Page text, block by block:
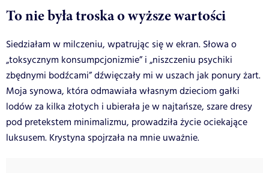
To nie była troska o wyższe wartości
Siedziałam w milczeniu, wpatrując się w ekran. Słowa o
„toksycznym konsumpcjonizmie” i „niszczeniu psychiki
zbędnymi bodźcami” dźwięczały mi w uszach jak ponury żart.
Moja synowa, która odmawiała własnym dzieciom gałki
lodów za kilka złotych i ubierała je w najtańsze, szare dresy
pod pretekstem minimalizmu, prowadziła życie ociekające
luksusem. Krystyna spojrzała na mnie uważnie.